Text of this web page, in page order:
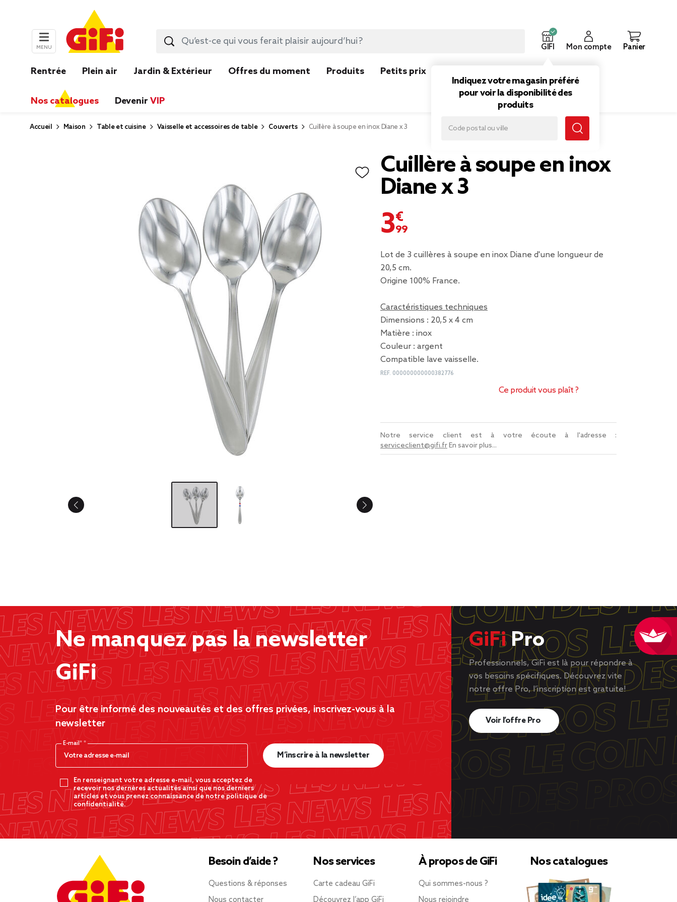
MENU GIFI
Indiquez votre magasin préféré
pour voir la disponibilité des
produits
Mon compte Panier
Rentrée Plein air Jardin & Extérieur Offres du moment Produits Petits prix
Nos catalogues Devenir VIP
Accueil Maison Table et cuisine Vaisselle et accessoires de table Couverts Cuillère à soupe en inox Diane x 3
Cuillère à soupe en inox
Diane x 3
3,99 €
Lot de 3 cuillères à soupe en inox Diane d'une longueur de
20,5 cm.
Origine 100% France.
Caractéristiques techniques
Dimensions : 20,5 x 4 cm
Matière : inox
Couleur : argent
Compatible lave vaisselle.
REF. 000000000000382776
Ce produit vous plaît ?
Notre service client est à votre écoute à l'adresse :
serviceclient@gifi.frEn savoir plus...
Ne manquez pas la newsletter
GiFi
Pour être informé des nouveautés et des offres privées, inscrivez-vous à la
newsletter
E-mail*
En renseignant votre adresse e-mail, vous acceptez de
recevoir nos dernères actualités ainsi que nos derniers
articles et vous prenez connaissance de notre politique de
confidentialité.
M’inscrire à la newsletter
GiFiPro
Professionnels, GiFi est là pour répondre à
vos besoins spécifiques. Découvrez vite
notre offre Pro, l’inscription est gratuite!
Voir l’offre Pro
Besoin d’aide ?
Questions & réponses
Nous contacter
Nos services
Carte cadeau GiFi
Découvrez l’app GiFi
À propos de GiFi
Qui sommes-nous ?
Nous rejoindre
Nos catalogues